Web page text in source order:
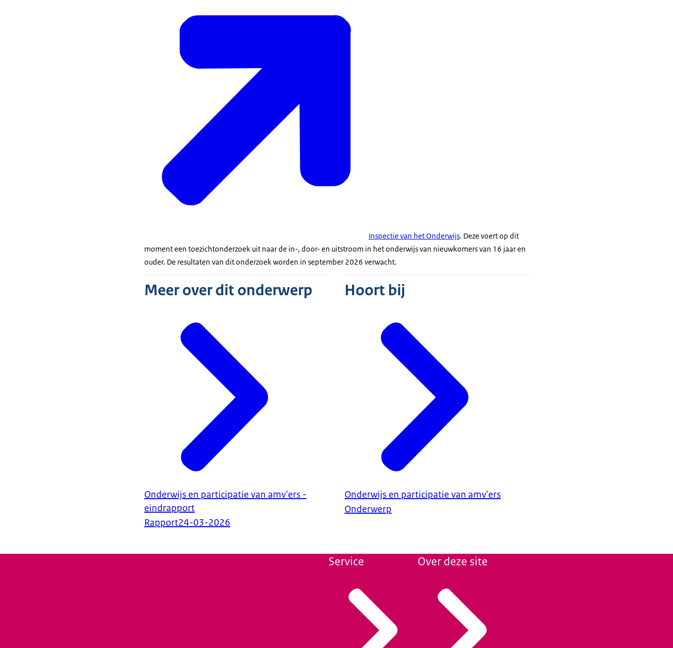
Inspectie van het Onderwijs. Deze voert op dit
moment een toezichtonderzoek uit naar de in-, door- en uitstroom in het onderwijs van nieuwkomers van 16 jaar en
ouder. De resultaten van dit onderzoek worden in september 2026 verwacht.
Meer over dit onderwerp
Onderwijs en participatie van amv'ers -
eindrapport
Rapport24-03-2026
Hoort bij
Onderwijs en participatie van amv'ers
Onderwerp
Service Over deze site